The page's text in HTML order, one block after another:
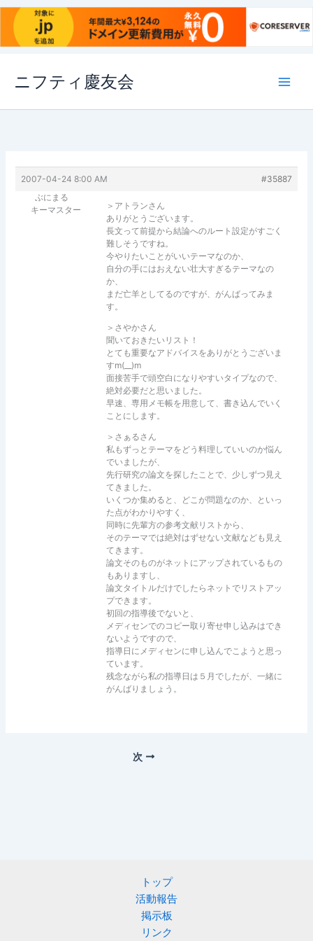
ス
ニフティ慶友会
2007-04-24 8:00 AM
#35887
ぶにまる
キーマスター
＞アトランさん
ありがとうございます。
長文って前提から結論へのルート設定がすごく
難しそうですね。
今やりたいことがいいテーマなのか、
自分の手にはおえない壮大すぎるテーマなの
か、
まだ亡羊としてるのですが、がんばってみま
す。
＞さやかさん
聞いておきたいリスト！
とても重要なアドバイスをありがとうございま
すm(__)m
面接苦手で頭空白になりやすいタイプなので、
絶対必要だと思いました。
早速、専用メモ帳を用意して、書き込んでいく
ことにします。
＞さぁるさん
私もずっとテーマをどう料理していいのか悩ん
でいましたが、
先行研究の論文を探したことで、少しずつ見え
てきました。
いくつか集めると、どこが問題なのか、といっ
た点がわかりやすく、
同時に先輩方の参考文献リストから、
そのテーマでは絶対はずせない文献なども見え
てきます。
論文そのものがネットにアップされているもの
もありますし、
論文タイトルだけでしたらネットでリストアッ
プできます。
初回の指導後でないと、
メディセンでのコピー取り寄せ申し込みはでき
ないようですので、
指導日にメディセンに申し込んでこようと思っ
ています。
残念ながら私の指導日は５月でしたが、一緒に
がんばりましょう。
次
トップ
活動報告
掲示板
リンク